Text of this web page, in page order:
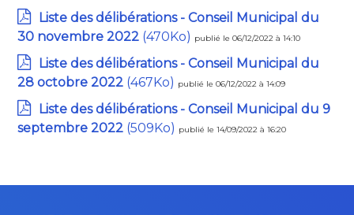
Liste des délibérations - Conseil Municipal du
30 novembre 2022 (470Ko) publié le 06/12/2022 à 14:10
Liste des délibérations - Conseil Municipal du
28 octobre 2022 (467Ko) publié le 06/12/2022 à 14:09
Liste des délibérations - Conseil Municipal du 9
septembre 2022 (509Ko) publié le 14/09/2022 à 16:20